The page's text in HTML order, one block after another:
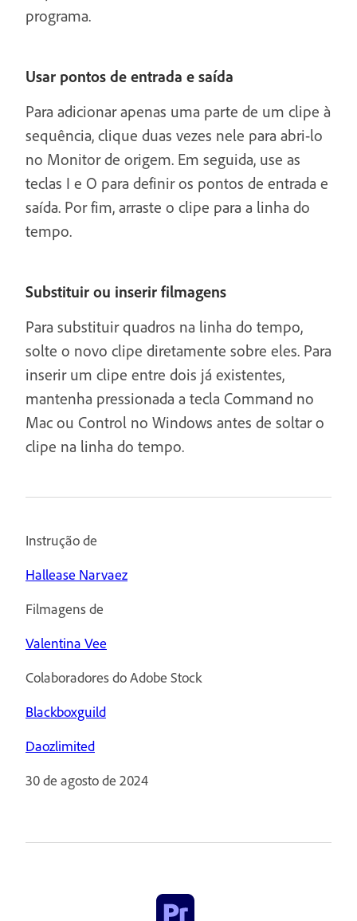
programa.
Usar pontos de entrada e saída
Para adicionar apenas uma parte de um clipe à
sequência, clique duas vezes nele para abri-lo
no Monitor de origem. Em seguida, use as
teclas I e O para definir os pontos de entrada e
saída. Por fim, arraste o clipe para a linha do
tempo.
Substituir ou inserir filmagens
Para substituir quadros na linha do tempo,
solte o novo clipe diretamente sobre eles. Para
inserir um clipe entre dois já existentes,
mantenha pressionada a tecla Command no
Mac ou Control no Windows antes de soltar o
clipe na linha do tempo.
Instrução de
Hallease Narvaez
Filmagens de
Valentina Vee
Colaboradores do Adobe Stock
Blackboxguild
Daozlimited
30 de agosto de 2024